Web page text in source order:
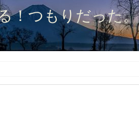
！つもりだった。